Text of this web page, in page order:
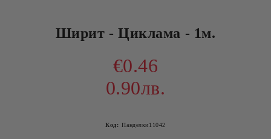
Ширит - Циклама - 1м.
€0.46
0.90лв.
Код: Панделки11042